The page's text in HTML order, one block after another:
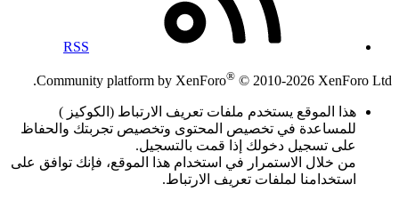
RSS
Community platform by XenForo® © 2010-2026 XenForo Ltd.
هذا الموقع يستخدم ملفات تعريف الارتباط (الكوكيز )
للمساعدة في تخصيص المحتوى وتخصيص تجربتك والحفاظ
على تسجيل دخولك إذا قمت بالتسجيل.
من خلال الاستمرار في استخدام هذا الموقع، فإنك توافق على
استخدامنا لملفات تعريف الارتباط.